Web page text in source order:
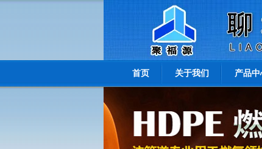
首页 关于我们 产品中